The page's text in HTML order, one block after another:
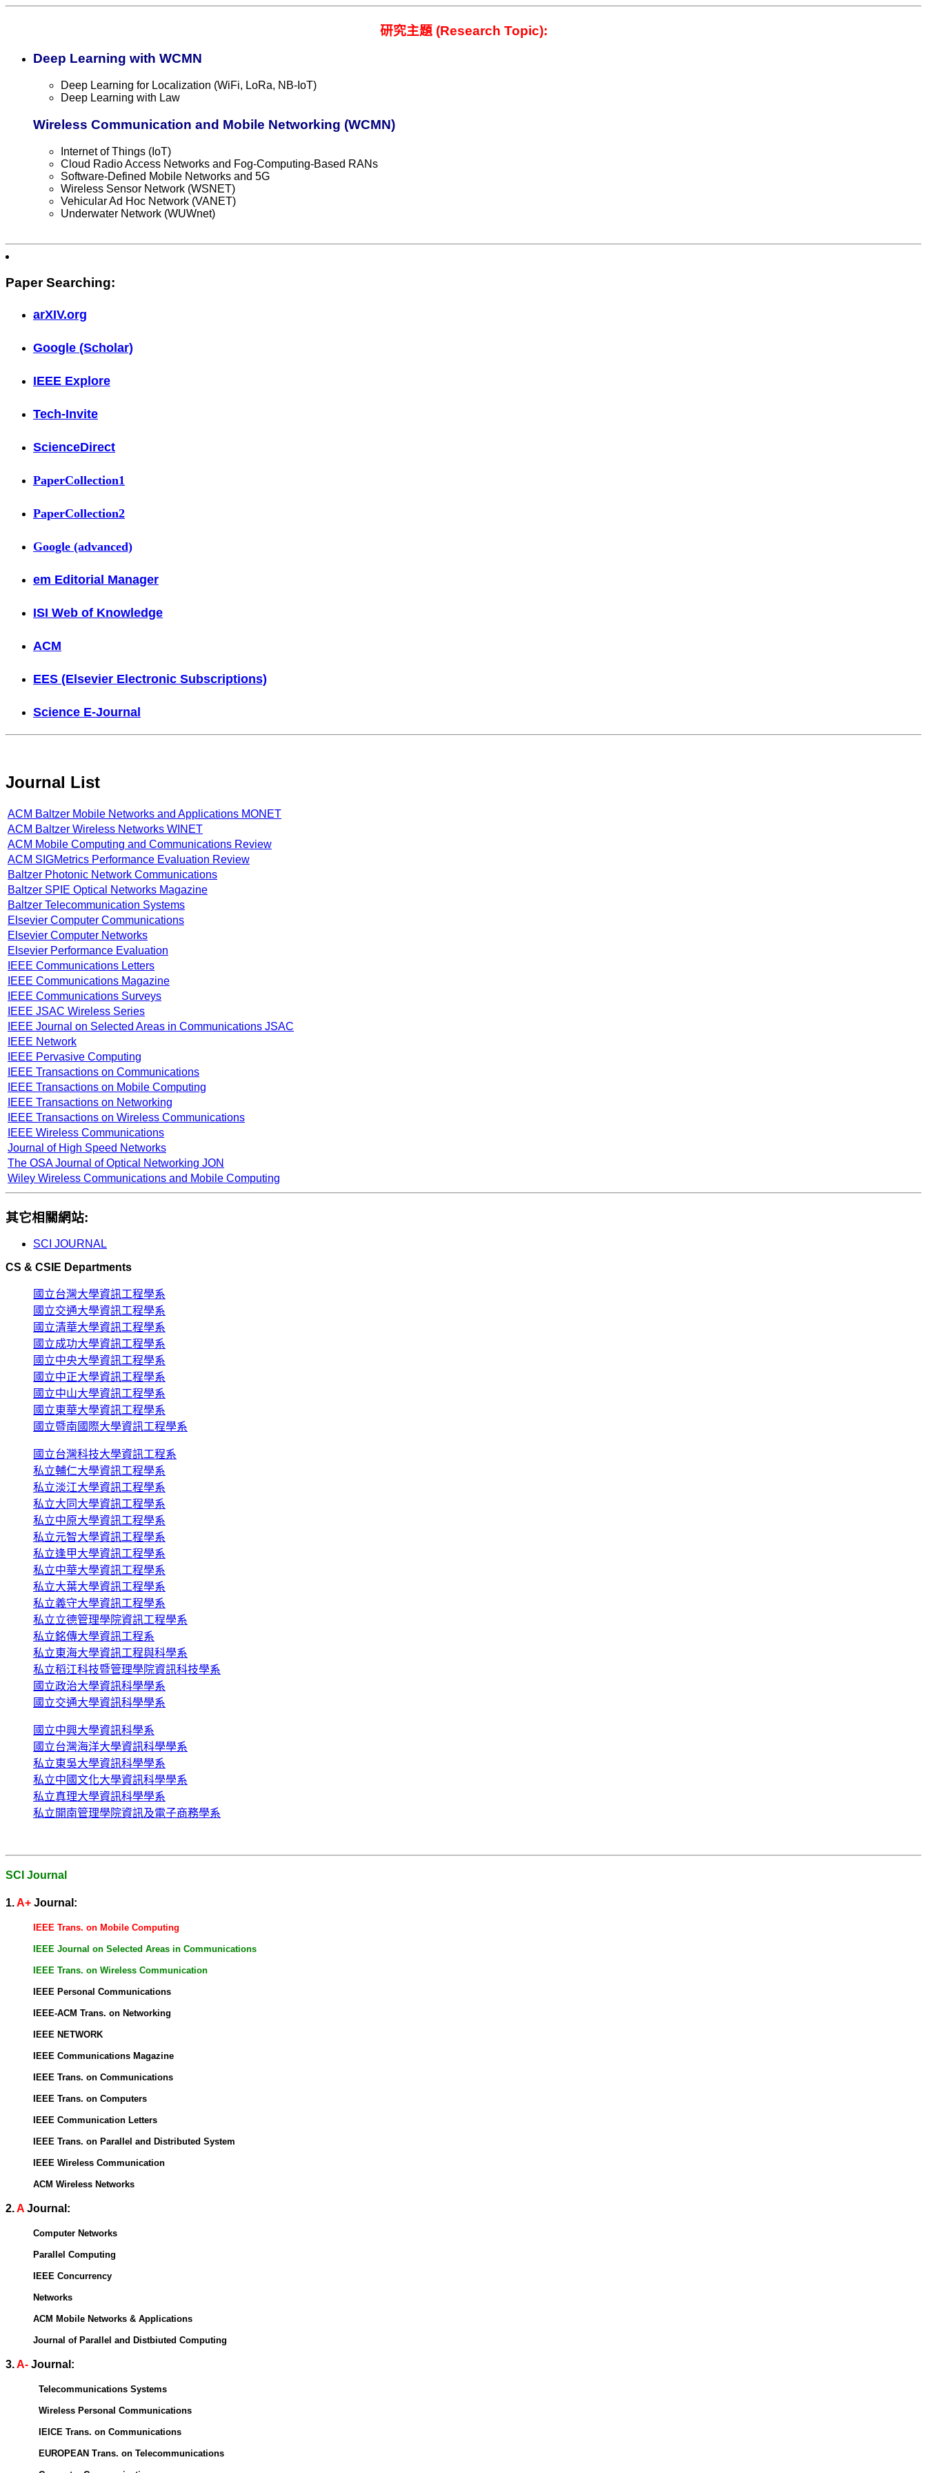
研究主題 (Research Topic):
Deep Learning with WCMN
Deep Learning for Localization (WiFi, LoRa, NB-IoT)
Deep Learning with Law
Wireless Communication and Mobile Networking (WCMN)
Internet of Things (IoT)
Cloud Radio Access Networks and Fog-Computing-Based RANs
Software-Defined Mobile Networks and 5G
Wireless Sensor Network (WSNET)
Vehicular Ad Hoc Network (VANET)
Underwater Network (WUWnet)
Paper Searching:
arXIV.org
Google (Scholar)
IEEE Explore
Tech-Invite
ScienceDirect
PaperCollection1
PaperCollection2
Google (advanced)
em Editorial Manager
ISI Web of Knowledge
ACM
EES (Elsevier Electronic Subscriptions)
Science E-Journal
Journal List
ACM Baltzer Mobile Networks and Applications MONET
ACM Baltzer Wireless Networks WINET
ACM Mobile Computing and Communications Review
ACM SIGMetrics Performance Evaluation Review
Baltzer Photonic Network Communications
Baltzer SPIE Optical Networks Magazine
Baltzer Telecommunication Systems
Elsevier Computer Communications
Elsevier Computer Networks
Elsevier Performance Evaluation
IEEE Communications Letters
IEEE Communications Magazine
IEEE Communications Surveys
IEEE JSAC Wireless Series
IEEE Journal on Selected Areas in Communications JSAC
IEEE Network
IEEE Pervasive Computing
IEEE Transactions on Communications
IEEE Transactions on Mobile Computing
IEEE Transactions on Networking
IEEE Transactions on Wireless Communications
IEEE Wireless Communications
Journal of High Speed Networks
The OSA Journal of Optical Networking JON
Wiley Wireless Communications and Mobile Computing
其它相關網站:
SCI JOURNAL
CS & CSIE Departments
國立台灣大學資訊工程學系
國立交通大學資訊工程學系
國立清華大學資訊工程學系
國立成功大學資訊工程學系
國立中央大學資訊工程學系
國立中正大學資訊工程學系
國立中山大學資訊工程學系
國立東華大學資訊工程學系
國立暨南國際大學資訊工程學系
國立台灣科技大學資訊工程系
私立輔仁大學資訊工程學系
私立淡江大學資訊工程學系
私立大同大學資訊工程學系
私立中原大學資訊工程學系
私立元智大學資訊工程學系
私立逢甲大學資訊工程學系
私立中華大學資訊工程學系
私立大葉大學資訊工程學系
私立義守大學資訊工程學系
私立立德管理學院資訊工程學系
私立銘傳大學資訊工程系
私立東海大學資訊工程與科學系
私立稻江科技暨管理學院資訊科技學系
國立政治大學資訊科學學系
國立交通大學資訊科學學系
國立中興大學資訊科學系
國立台灣海洋大學資訊科學學系
私立東吳大學資訊科學學系
私立中國文化大學資訊科學學系
私立真理大學資訊科學學系
私立開南管理學院資訊及電子商務學系
SCI Journal
1.A+ Journal:
IEEE Trans. on Mobile Computing
IEEE Journal on Selected Areas in Communications
IEEE Trans. on Wireless Communication
IEEE Personal Communications
IEEE-ACM Trans. on Networking
IEEE NETWORK
IEEE Communications Magazine
IEEE Trans. on Communications
IEEE Trans. on Computers
IEEE Communication Letters
IEEE Trans. on Parallel and Distributed System
IEEE Wireless Communication
ACM Wireless Networks
2.A Journal:
Computer Networks
Parallel Computing
IEEE Concurrency
Networks
ACM Mobile Networks & Applications
Journal of Parallel and Distbiuted Computing
3.A- Journal:
Telecommunications Systems
Wireless Personal Communications
IEICE Trans. on Communications
EUROPEAN Trans. on Telecommunications